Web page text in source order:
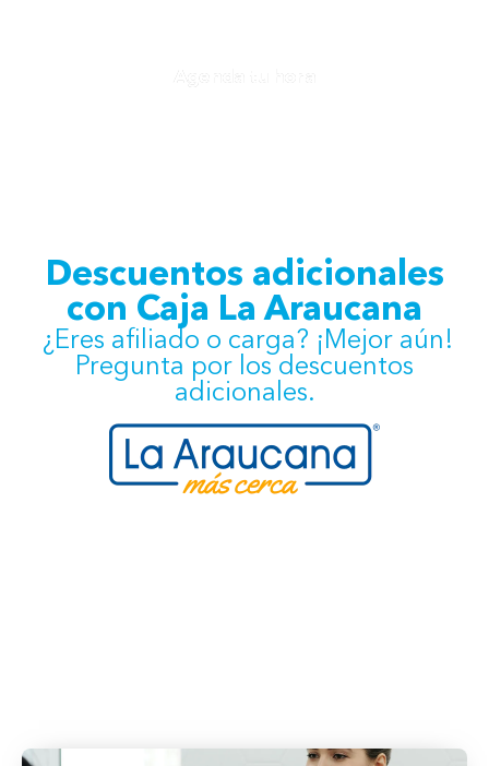
Descuentos adicionales
con Caja La Araucana
​ ¿Eres afiliado o carga? ¡Mejor aún!
Pregunta por los descuentos
adicionales.